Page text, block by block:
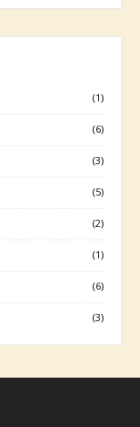
(1)
(6)
(3)
(5)
(2)
(1)
(6)
(3)